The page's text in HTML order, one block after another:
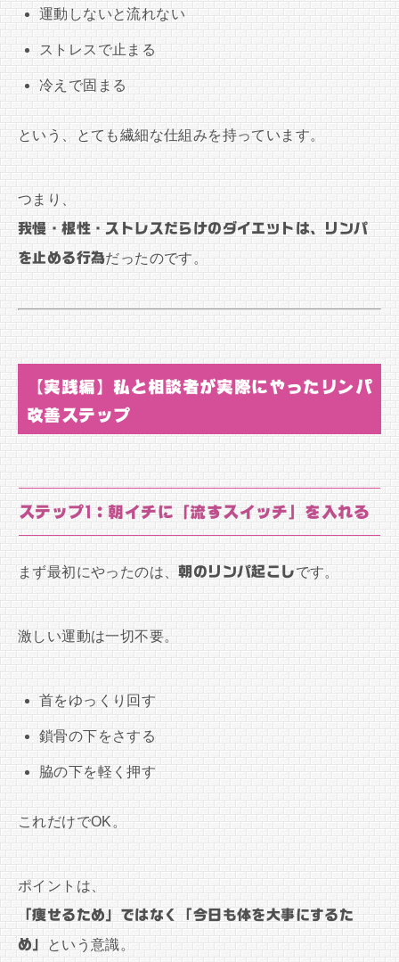
運動しないと流れない
ストレスで止まる
冷えで固まる
という、とても繊細な仕組みを持っています。
つまり、
我慢・根性・ストレスだらけのダイエットは、リンパ
を止める行為だったのです。
【実践編】私と相談者が実際にやったリンパ
改善ステップ
ステップ1：朝イチに「流すスイッチ」を入れる
まず最初にやったのは、朝のリンパ起こしです。
激しい運動は一切不要。
首をゆっくり回す
鎖骨の下をさする
脇の下を軽く押す
これだけでOK。
ポイントは、
「痩せるため」ではなく「今日も体を大事にするた
め」 という意識。